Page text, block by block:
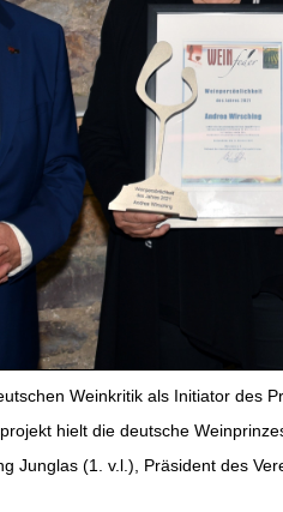
Weinkritik als Initiator des
hielt die deutsche
Junglas (1. v.l.), Präsident des